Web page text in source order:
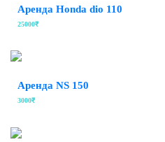
Аренда Honda dio 110
25000₹
Аренда NS 150
3000₹